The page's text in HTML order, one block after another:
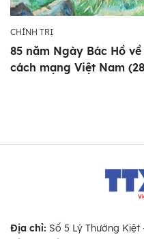
CHÍNH TRỊ
85 năm Ngày Bác Hồ
cách mạng Việt Nam
Địa chỉ: Số 5 Lý Thường